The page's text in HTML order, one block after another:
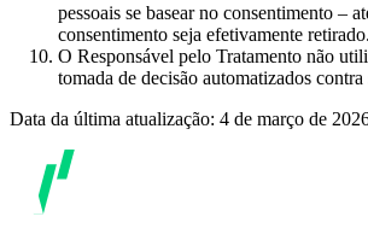
pessoais se basear no consentimento –
consentimento seja efetivamente retirado.
O Responsável pelo Tratamento não
tomada de decisão automatizados contra
Data da última atualização: 4 de março de